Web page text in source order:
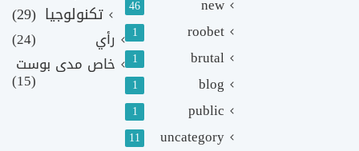
new
46
roobet
1
brutal
1
blog
1
public
1
uncategory
11
تكنولوجيا (29)
رأي
(24)
خاص مدى بوست
(15)